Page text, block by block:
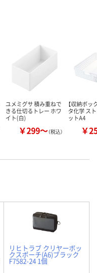
ユメミグサ 積み重ねで
きる仕切るトレー ホワ
イト(白)
￥299～（税込）
【収納ボッ
タ化学 ス
ットA4
￥
リヒトラブ クリヤーボッ
クスポーチ(A6)ブラック
F7582-24 1個